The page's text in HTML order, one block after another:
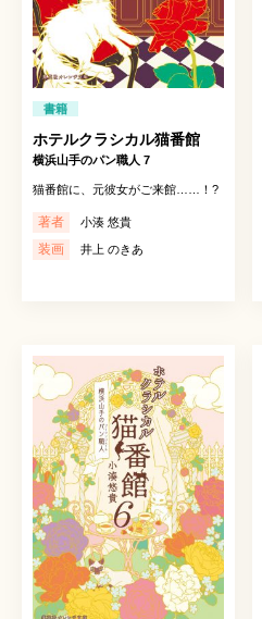
書籍
ホテルクラシカル猫番館
横浜山手のパン職人 7
猫番館に、元彼女がご来館……！?
著者 小湊 悠貴
装画 井上 のきあ